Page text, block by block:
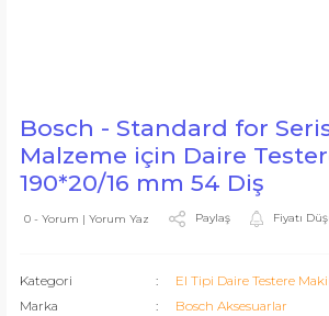
Bosch - Standard for
Malzeme için Daire
190*20/16 mm 54 Diş
0 - Yorum | Yorum Yaz Paylaş Fiyatı
Kategori
El Tipi Daire Testere
Marka
Bosch Aksesuarlar